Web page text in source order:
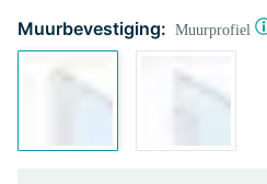
Muurbevestiging: Muurprofiel